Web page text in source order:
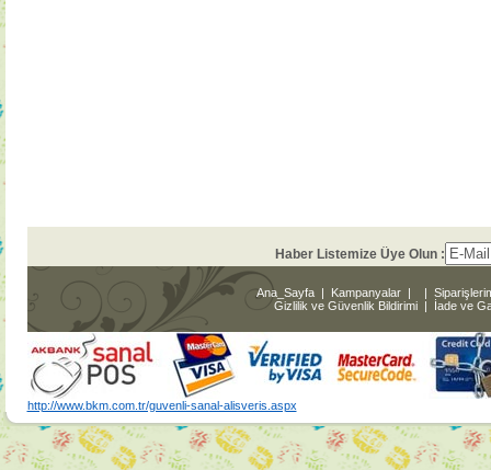
Haber Listemize Üye Olun :
Ana_Sayfa| Kampanyalar| |
Gizlilik ve Güvenlik Bildirimi | İade ve
http://www.bkm.com.tr/guvenli-sanal-alisveris.aspx